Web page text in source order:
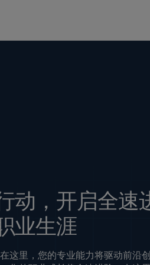
动，开启全速
业生涯
这里，您的专业能力将驱动前沿